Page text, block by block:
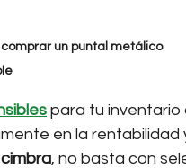
un puntal metálico
para tu inventario
en la rentabilidad
, no basta con